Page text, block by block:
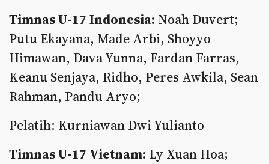
Timnas U-17 Indonesia: Noah Duvert;
Putu Ekayana, Made Arbi, Shoyyo
Himawan, Dava Yunna, Fardan Farras,
Keanu Senjaya, Ridho, Peres Awkila, Sean
Rahman, Pandu Aryo;
Pelatih: Kurniawan Dwi Yulianto
Timnas U-17 Vietnam: Ly Xuan Hoa;